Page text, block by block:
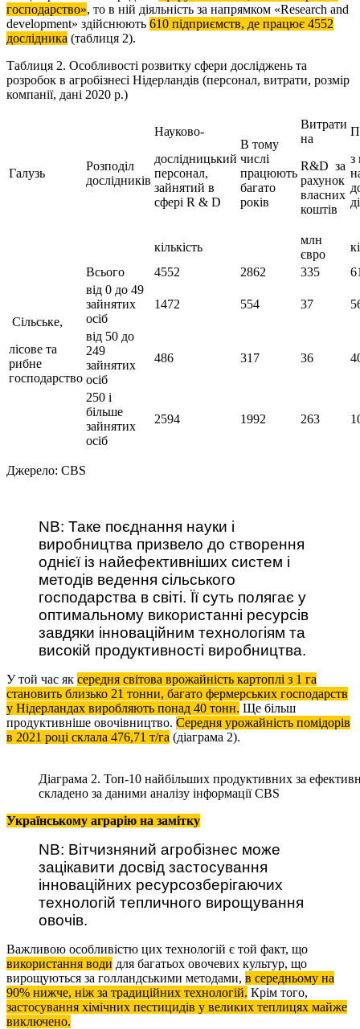
господарство», то в ній діяльність за напрямком «Research and
development» здійснюють 610 підприємств, де працює 4552
дослідника (таблиця 2).
Таблиця 2. Особливості розвитку сфери досліджень та
розробок в агробізнесі Нідерландів (персонал, витрати, розмір
компанії, дані 2020 р.)
Галузь
Розподіл
дослідників
Науково-
дослідницький
персонал,
зайнятий в
сфері R & D
В тому
числі
працюють
багато
років
Витрати
на
R&D за
рахунок
власних
коштів
з
кількість
млн
євро
Сільське,
лісове та
рибне
господарство
Всього 4552 2862 335
від 0 до 49
зайнятих
осіб
1472 554 37
від 50 до
249
зайнятих
осіб
486 317 36
250 і
більше
зайнятих
осіб
2594 1992 263
Джерело: CBS
NB: Таке поєднання науки і
виробництва призвело до створення
однієї із найефективніших систем і
методів ведення сільського
господарства в світі. Її суть полягає у
оптимальному використанні ресурсів
завдяки інноваційним технологіям та
високій продуктивності виробництва.
У той час як середня світова врожайність картоплі з 1 га
становить близько 21 тонни, багато фермерських господарств
у Нідерландах виробляють понад 40 тонн. Ще більш
продуктивніше овочівництво. Середня урожайність помідорів
в 2021 році склала 476,71 т/га (діаграма 2).
Діаграма 2. Топ-10 найбільших продуктивних за
складено за даними аналізу інформації CBS
Українському аграрію на замітку
NB: Вітчизняний агробізнес може
зацікавити досвід застосування
інноваційних ресурсозберігаючих
технологій тепличного вирощування
овочів.
Важливою особливістю цих технологій є той факт, що
використання води для багатьох овочевих культур, що
вирощуються за голландськими методами, в середньому на
90% нижче, ніж за традиційних технологій. Крім того,
застосування хімічних пестицидів у великих теплицях майже
виключено.